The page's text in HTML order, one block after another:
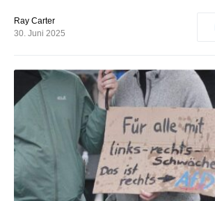
Ray Carter
30. Juni 2025